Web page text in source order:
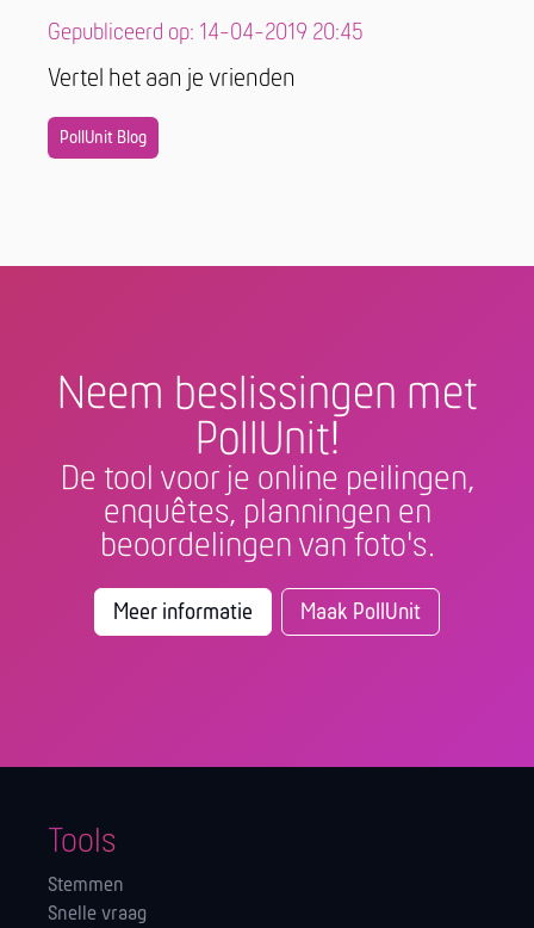
Gepubliceerd op: 14-04-2019 20:45
Vertel het aan je vrienden
PollUnit Blog
Neem beslissingen met
PollUnit!
De tool voor je online peilingen,
enquêtes, planningen en
beoordelingen van foto's.
Meer informatie Maak PollUnit
Tools
Stemmen
Snelle vraag